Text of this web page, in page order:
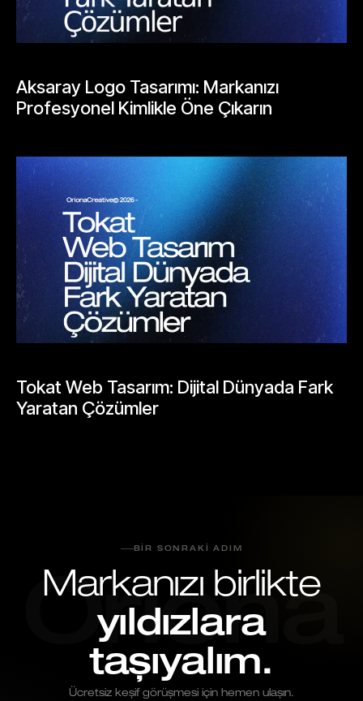
Aksaray Logo Tasarımı: Markanızı
Profesyonel Kimlikle Öne Çıkarın
Tokat Web Tasarım: Dijital Dünyada Fark
Yaratan Çözümler
Oriona
BIR SONRAKI ADIM
Markanızı birlikte
yıldızlara
taşıyalım.
Ücretsiz keşif görüşmesi için hemen ulaşın.